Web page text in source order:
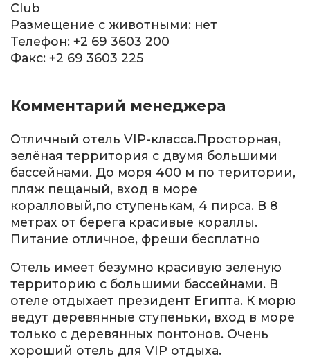
Club
Размещение с животными: нет
Телефон: +2 69 3603 200
Факс: +2 69 3603 225
Комментарий менеджера
Отличный отель VIP-класса.Просторная,
зелёная территория с двумя большими
бассейнами. До моря 400 м по територии,
пляж пещаный, вход в море
коралловый,по ступенькам, 4 пирса. В 8
метрах от берега красивые кораллы.
Питание отличное, фреши бесплатно
Отель имеет безумно красивую зеленую
территорию с большими бассейнами. В
отеле отдыхает президент Египта. К морю
ведут деревянные ступеньки, вход в море
только с деревянных понтонов. Очень
хороший отель для VIP отдыха.